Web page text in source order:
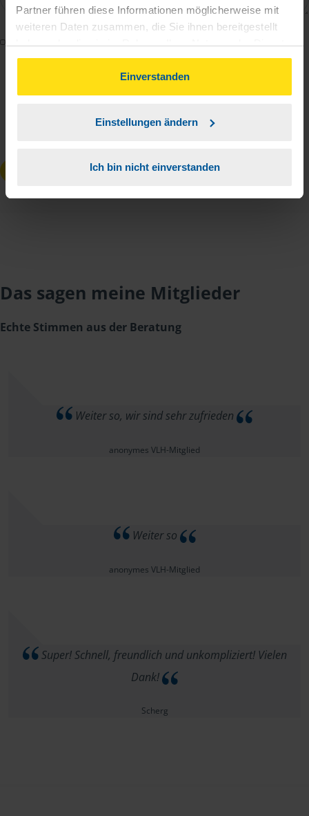
Partner führen diese Informationen möglicherweise mit
weiteren Daten zusammen, die Sie ihnen bereitgestellt
haben oder die sie im Rahmen Ihrer Nutzung der Dienste
gesammelt haben. Indem Sie auf Einverstanden klicken,
können Sie der Verwendung von Cookies, gemäß
unserer➔ Datenschutzrichtliniezustimmen.
Einverstanden
Einstellungen ändern
Ich bin nicht einverstanden
mich damit einverstanden, dass meine Daten zur
Bearbeitung meines Anliegens sowie zur internen
Analyse der Zugriffsquelle verwendet werden.
Datenschutzbestimmungenhabe ich zur
Anfrage absenden
Das sagen meine Mitglieder
Echte Stimmen aus der Beratung
Weiter so, wir sind sehr zufrieden
anonymes VLH-Mitglied
Weiter so
anonymes VLH-Mitglied
Super! Schnell, freundlich und unkompliziert! Vielen
Dank!
Scherg